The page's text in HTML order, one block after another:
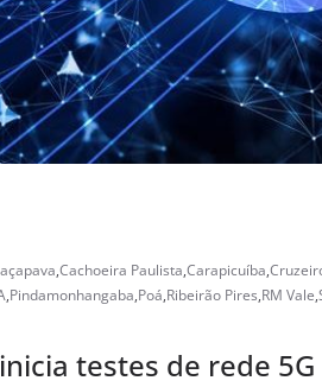
,Cachoeira Paulista,Carapicuíba,
,Pindamonhangaba,Poá,Ribeirão Pires,RM Vale,
testes de rede